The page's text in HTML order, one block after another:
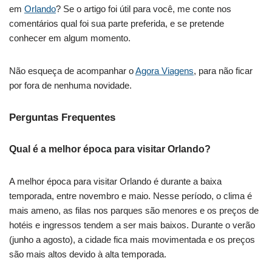
em Orlando? Se o artigo foi útil para você, me conte nos
comentários qual foi sua parte preferida, e se pretende
conhecer em algum momento.
Não esqueça de acompanhar oAgora Viagens, para não ficar
por fora de nenhuma novidade.
Perguntas Frequentes
Qual é a melhor época para visitar Orlando?
A melhor época para visitar Orlando é durante a baixa
temporada, entre novembro e maio. Nesse período, o clima é
mais ameno, as filas nos parques são menores e os preços de
hotéis e ingressos tendem a ser mais baixos. Durante o verão
(junho a agosto), a cidade fica mais movimentada e os preços
são mais altos devido à alta temporada.